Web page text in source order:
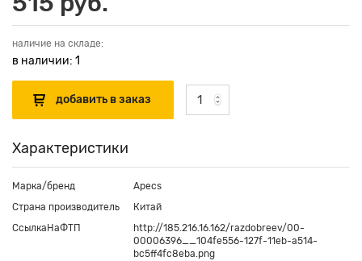
наличие на складе:
в наличии: 1
Характеристики
Марка/бренд
Apecs
Страна производитель
Китай
СсылкаНаФТП
http://185.216.16.162/razdobreev/00-
00006396__104fe556-127f-11eb-a514-
bc5ff4fc8eba.png